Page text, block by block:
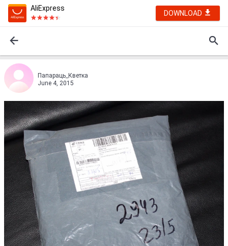
AliExpress
DOWNLOAD
Папараць_Кветка
June 4, 2015